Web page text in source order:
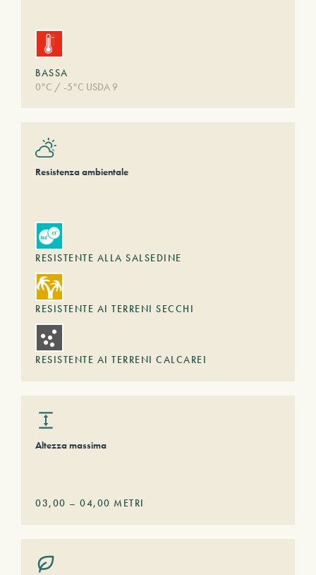
BASSA
0°C / -5°C USDA 9
Resistenza ambientale
RESISTENTE ALLA SALSEDINE
RESISTENTE AI TERRENI SECCHI
RESISTENTE AI TERRENI CALCAREI
Altezza massima
03,00 – 04,00 METRI